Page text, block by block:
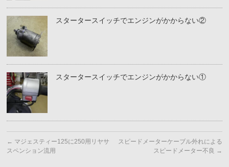
スタータースイッチでエンジンがかからない②
スタータースイッチでエンジンがかからない①
← マジェスティー125に250用リヤサ
スペンション流用
スピードメーターケーブル外れによる
スピードメーター不良 →